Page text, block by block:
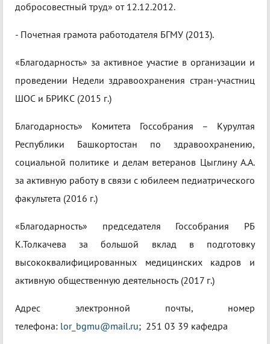
добросовестный труд» от 12.12.2012.
- Почетная грамота работодателя БГМУ (2013).
«Благодарность» за активное участие в организации и
проведении Недели здравоохранения стран-участниц
ШОС и БРИКС (2015 г.)
Благодарность» Комитета Госсобрания – Курултая
Республики Башкортостан по здравоохранению,
социальной политике и делам ветеранов Цыглину А.А.
за активную работу в связи с юбилеем педиатрического
факультета (2016 г.)
«Благодарность» председателя Госсобрания РБ
К.Толкачева за большой вклад в подготовку
высококвалифицированных медицинских кадров и
активную общественную деятельность (2017 г.)
Адрес электронной почты, номер
телефона: lor_bgmu@mail.ru; 251 03 39 кафедра